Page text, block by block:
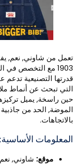
1903 مع التخصص في
التصنيعية تدعم
تبحث عن أنماط
راسخة, يميل تركيزهم
الحد من جاذبية
الأساسية:
موقع:شاوني, نعم